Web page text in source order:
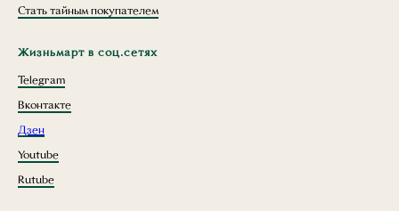
Стать тайным покупателем
Жизньмарт в соц.сетях
Telegram
Вконтакте
Дзен
Youtube
Rutube